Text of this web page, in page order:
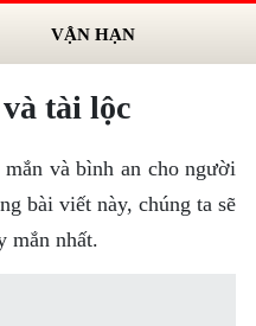
VẬN HẠN
tài lộc
và bình an cho người
bài viết này, chúng ta sẽ
mắn nhất.